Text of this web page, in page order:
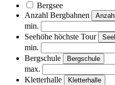
Bergsee
Anzahl Bergbahnen
min.
Seehöhe höchste Tour
min.
Bergschule
Bergschule
max.
Kletterhalle
Kletterhalle